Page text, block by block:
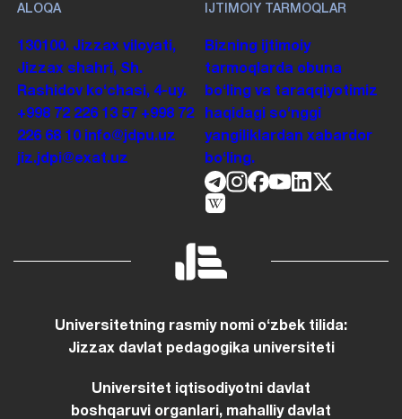
ALOQA
130100. Jizzax viloyati,
Jizzax shahri, Sh.
Rashidov koʻchasi, 4-uy.
+998 72 226 13 57 +998 72
226 68 10
info@jdpu.uz
jiz.jdpi@exat.uz
IJTIMOIY TARMOQLAR
Bizning ijtimoiy
tarmoqlarda obuna
boʻling va taraqqiyotimiz
haqidagi soʻnggi
yangiliklardan xabardor
boʻling.
Universitetning rasmiy nomi oʻzbek tilida:
Jizzax davlat pedagogika universiteti
Universitet iqtisodiyotni davlat
boshqaruvi organlari, mahalliy davlat